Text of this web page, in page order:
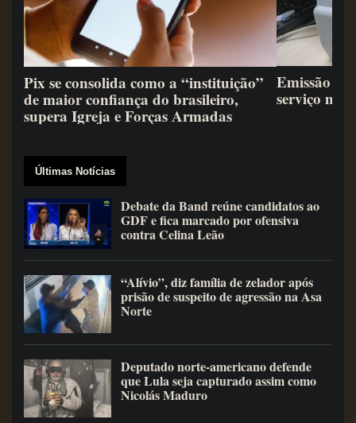
Pix se consolida como a “instituição”
de maior confiança do brasileiro,
supera Igreja e Forças Armadas
Emissão
serviço
Últimas Notícias
Debate da Band reúne candidatos ao
GDF e fica marcado por ofensiva
contra Celina Leão
“Alívio”, diz família de zelador após
prisão de suspeito de agressão na Asa
Norte
Deputado norte-americano defende
que Lula seja capturado assim como
Nicolás Maduro